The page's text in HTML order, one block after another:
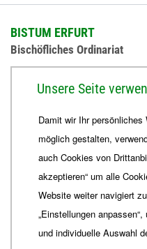
BISTUM ERFURT
Bischöfliches Ordinariat
+49 361 6572-444
ordinariat Bistum-
Unsere Seite
Damit wir Ihr
möglich gestalten,
auch Cookies von
akzeptieren“ um alle
Website weiter navigiert
„Einstellungen
und individuelle Auswahl